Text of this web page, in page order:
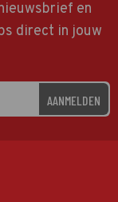
en
direct in jouw
AANMELDEN